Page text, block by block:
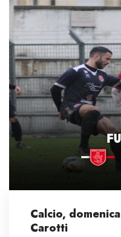
Calcio,
Carotti